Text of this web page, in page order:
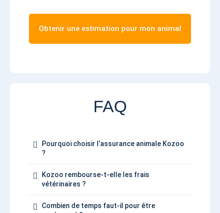
Obtenir une estimation pour mon animal
FAQ
Pourquoi choisir l’assurance animale Kozoo
?
Kozoo rembourse-t-elle les frais
vétérinaires ?
Combien de temps faut-il pour être